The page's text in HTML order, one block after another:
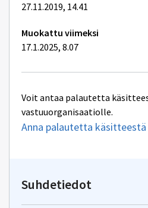
27.11.2019, 14.41
Muokattu viimeksi
17.1.2025, 8.07
Voit antaa palautetta
vastuuorganisaatiolle.
Anna palautetta käsitteestä
Suhdetiedot